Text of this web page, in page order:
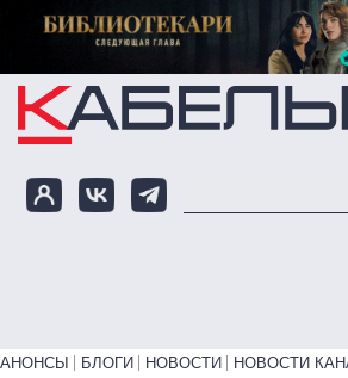
Перейти к основному содержанию
Primary links bottom
АНОНСЫ БЛОГИ НОВОСТИ НОВОСТИ